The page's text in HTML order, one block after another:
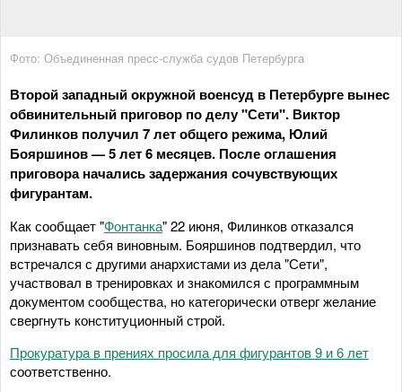
Фото: Объединенная пресс-служба судов Петербурга
Второй западный окружной военсуд в Петербурге вынес
обвинительный приговор по делу "Сети". Виктор
Филинков получил 7 лет общего режима, Юлий
Бояршинов — 5 лет 6 месяцев. После оглашения
приговора начались задержания сочувствующих
фигурантам.
Как сообщает "Фонтанка" 22 июня, Филинков отказался
признавать себя виновным. Бояршинов подтвердил, что
встречался с другими анархистами из дела "Сети",
участвовал в тренировках и знакомился с программным
документом сообщества, но категорически отверг желание
свергнуть конституционный строй.
Прокуратура в прениях просила для фигурантов 9 и 6 лет
соответственно.